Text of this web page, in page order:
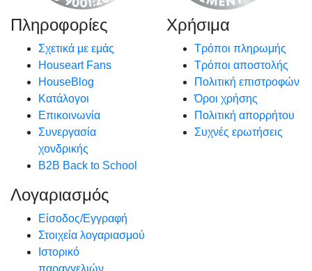
Πληροφορίες
Σχετικά με εμάς
Houseart Fans
HouseBlog
Κατάλογοι
Επικοινωνία
Συνεργασία
χονδρικής
B2B Back to School
Χρήσιμα
Τρόποι πληρωμής
Τρόποι αποστολής
Πολιτική επιστροφών
Όροι χρήσης
Πολιτική απορρήτου
Συχνές ερωτήσεις
Λογαριασμός
Είσοδος/Εγγραφή
Στοιχεία λογαριασμού
Ιστορικό
παραγγελιών